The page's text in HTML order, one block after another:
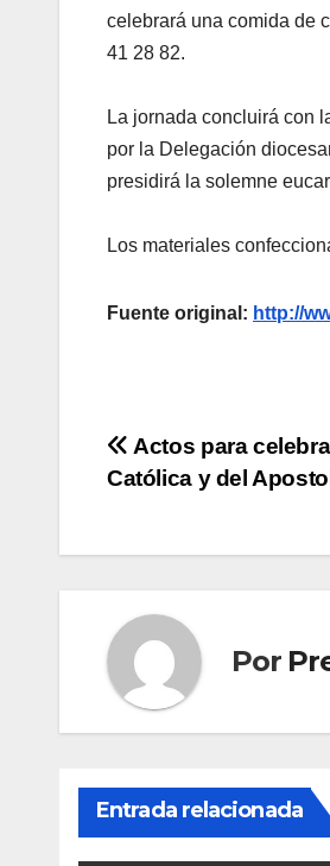
celebrará una comida de
41 28 82.
La jornada concluirá con
por la Delegación
presidirá la solemne
Los materiales
Fuente original: http://
Navegación
entradas
Actos para
Católica y del
Por
Entrada relacionada